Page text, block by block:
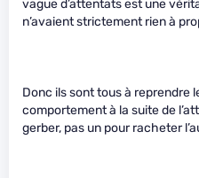
vague d’attentats est une
n’avaient strictement rien à
Donc ils sont tous à reprendre
comportement à la suite de
gerber, pas un pour racheter